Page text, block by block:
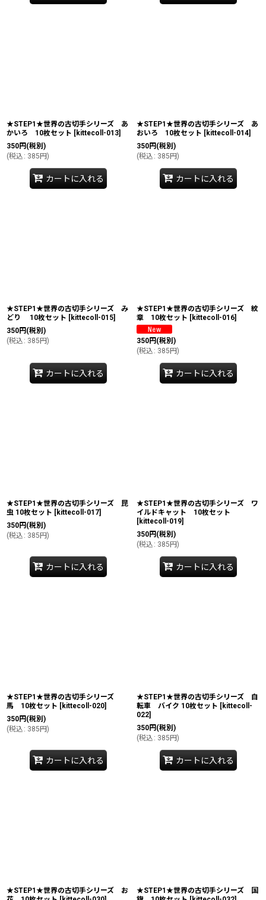
★STEP1★世界の古切手シリーズ あ
かいろ 10枚セット [kittecoll-013]
350円 (税別)
(税込 : 385円)
カートに入れる
★STEP1★世界の古切手シリーズ あ
おいろ 10枚セット [kittecoll-014]
350円 (税別)
(税込 : 385円)
カートに入れる
★STEP1★世界の古切手シリーズ み
どり 10枚セット [kittecoll-015]
350円 (税別)
(税込 : 385円)
カートに入れる
★STEP1★世界の古切手シリーズ 紋
章 10枚セット [kittecoll-016]
350円 (税別)
(税込 : 385円)
カートに入れる
★STEP1★世界の古切手シリーズ 昆
虫 10枚セット [kittecoll-017]
350円 (税別)
(税込 : 385円)
カートに入れる
★STEP1★世界の古切手シリーズ ワ
イルドキャット 10枚セット
[kittecoll-019]
350円 (税別)
(税込 : 385円)
カートに入れる
★STEP1★世界の古切手シリーズ
馬 10枚セット [kittecoll-020]
350円 (税別)
(税込 : 385円)
カートに入れる
★STEP1★世界の古切手シリーズ 自
転車 バイク 10枚セット [kittecoll-
022]
350円 (税別)
(税込 : 385円)
カートに入れる
★STEP1★世界の古切手シリーズ お
★STEP1★世界の古切手シリーズ 国